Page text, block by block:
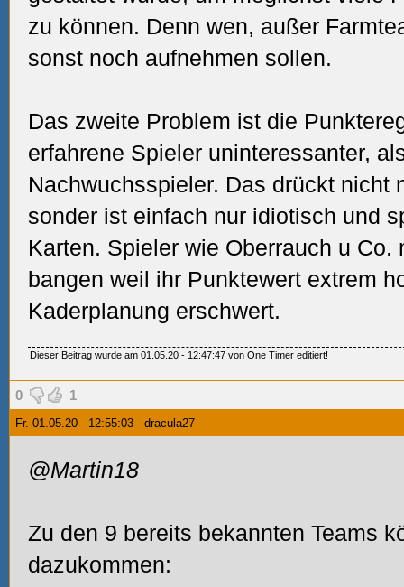
zu können. Denn wen, außer
sonst noch aufnehmen sollen.
Das zweite Problem ist die
erfahrene Spieler uninteressanter,
Nachwuchsspieler. Das drückt nicht
sonder ist einfach nur idiotisch und
Karten. Spieler wie Oberrauch u
bangen weil ihr Punktewert extrem
Kaderplanung erschwert.
Dieser Beitrag wurde am 01.05.20 - 12:47:47 von One Timer editiert!
0 1
Fr. 01.05.20 - 12:55:03 - dracula27
@Martin18
Zu den 9 bereits bekannten Teams
dazukommen: